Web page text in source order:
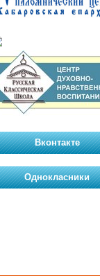
Вконтакте
Однокласники